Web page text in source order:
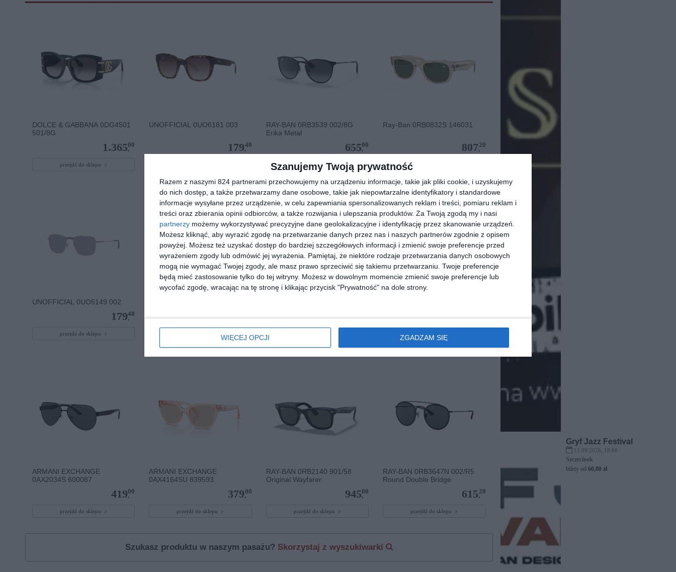
Szanujemy Twoją prywatność
Razem z naszymi 824 partnerami przechowujemy na urządzeniu informacje, takie jak pliki cookie, i uzyskujemy
do nich dostęp, a także przetwarzamy dane osobowe, takie jak niepowtarzalne identyfikatory i standardowe
informacje wysyłane przez urządzenie, w celu zapewniania spersonalizowanych reklam i treści, pomiaru reklam i
treści oraz zbierania opinii odbiorców, a także rozwijania i ulepszania produktów. Za Twoją zgodą my i nasi
partnerzy możemy wykorzystywać precyzyjne dane geolokalizacyjne i identyfikację przez skanowanie urządzeń.
Możesz kliknąć, aby wyrazić zgodę na przetwarzanie danych przez nas i naszych partnerów zgodnie z opisem
powyżej. Możesz też uzyskać dostęp do bardziej szczegółowych informacji i zmienić swoje preferencje przed
wyrażeniem zgody lub odmówić jej wyrażenia.
Pamiętaj, że niektóre rodzaje przetwarzania danych osobowych
mogą nie wymagać Twojej zgody, ale masz prawo sprzeciwić się takiemu przetwarzaniu. Twoje preferencje
będą mieć zastosowanie tylko do tej witryny. Możesz w dowolnym momencie zmienić swoje preferencje lub
wycofać zgodę, wracając na tę stronę i klikając przycisk "Prywatność" na dole strony.
WIĘCEJ OPCJI ZGADZAM SIĘ
DOLCE & GABBANA 0DG4501
501/8G
1.365,
00
przejdź do sklepu
UNOFFICIAL 0UO6181 003
179,
40
RAY-BAN 0RB3539 002/8G
Erika Metal
655,
00
przejdź do sklepu
Ray-Ban 0RB0832S 146031
807,
20
przejdź do sklepu
UNOFFICIAL 0UO5149 002
179,
40
przejdź do sklepu
289, 529, 857,
ARMANI EXCHANGE
0AX2034S 600087
419,
00
przejdź do sklepu
ARMANI EXCHANGE
0AX4164SU 839593
379,
00
przejdź do sklepu
RAY-BAN 0RB2140 901/58
Original Wayfarer
945,
00
przejdź do sklepu
RAY-BAN 0RB3647N 002/R5
Round Double Bridge
615,
20
przejdź do sklepu
Szukasz produktu w naszym pasażu? Skorzystaj z wyszukiwarki
Gryf Jazz Festival
11.09.2026, 18:00
Szczecinek
bilety od 60,00 zł